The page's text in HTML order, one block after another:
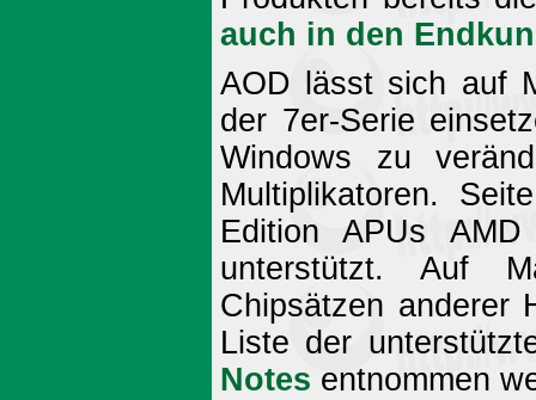
auch in den
AOD lässt sich auf
der 7er-Serie
Windows zu
Multiplikatoren.
Edition APUs
unterstützt. Auf
Chipsätzen anderer
Liste der
Notes entnommen